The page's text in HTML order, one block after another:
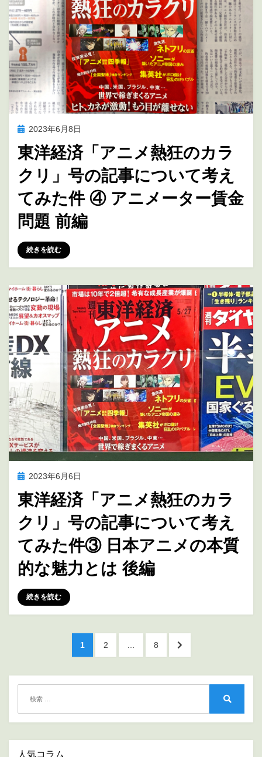
投
日:
2023年6月8日
東洋経済「アニメ熱狂のカラ
クリ」号の記事について考え
てみた件 ④ アニメーター賃金
問題 前編
投稿者marumegane
続きを読む
投
日:
2023年6月6日
東洋経済「アニメ熱狂のカラ
クリ」号の記事について考え
てみた件③ 日本アニメの本質
的な魅力とは 後編
投稿者marumegane
続きを読む
の
ジ
送
ペ
ー
1
ペ
ー
2
ペ
ー
8
次
の
ー
人気コラム